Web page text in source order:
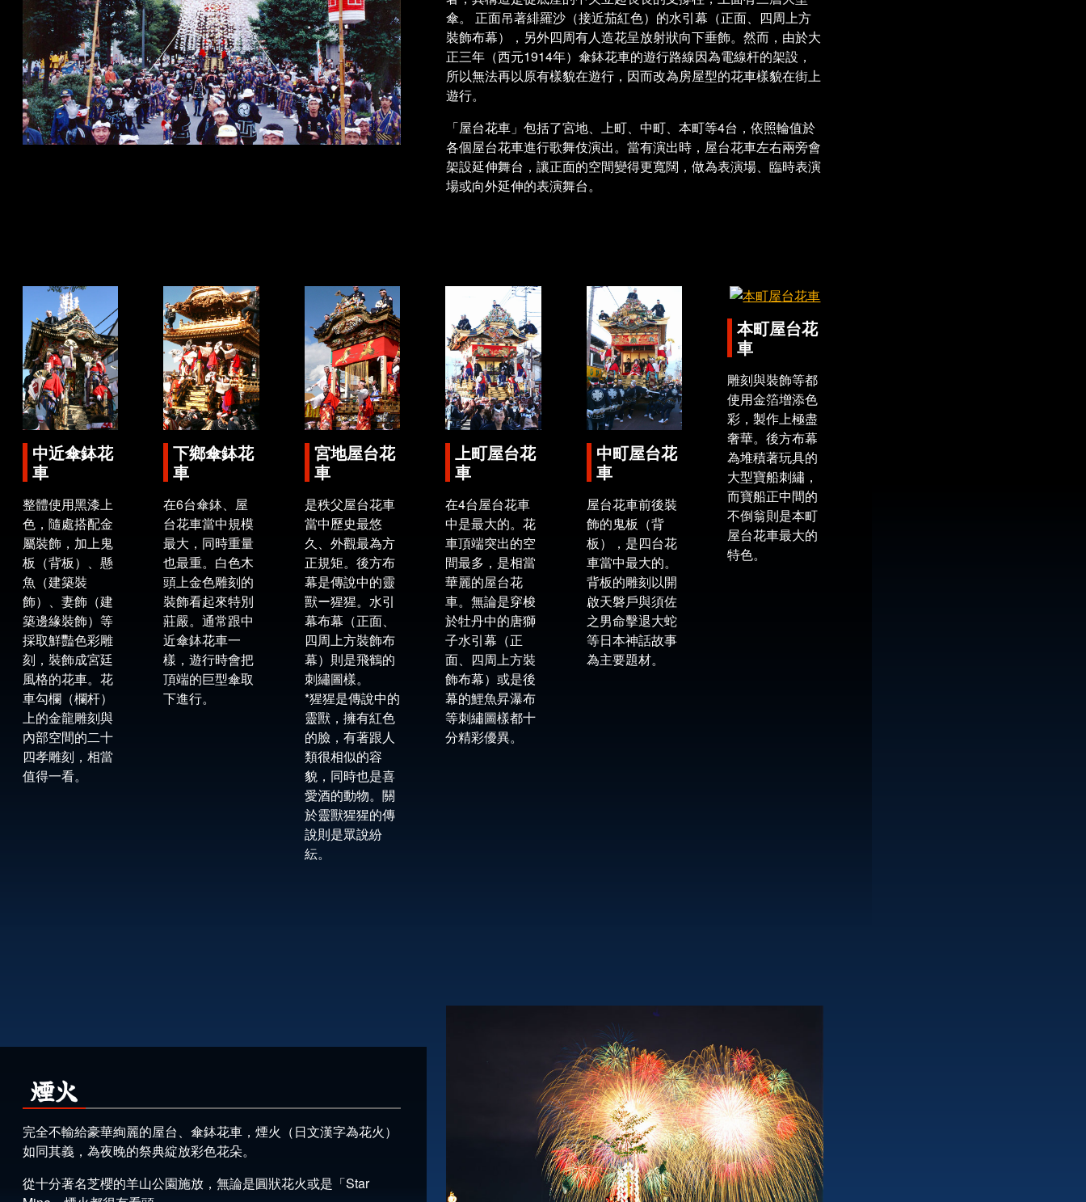
傘。 正面吊著緋羅沙（接近茄紅色）的水引幕（正面、四周上方
裝飾布幕），另外四周有人造花呈放射狀向下垂飾。然而，由於大
正三年（西元1914年）傘鉢花車的遊行路線因為電線杆的架設，
所以無法再以原有樣貌在遊行，因而改為房屋型的花車樣貌在街上
遊行。
「屋台花車」包括了宮地、上町、中町、本町等4台，依照輪值於
各個屋台花車進行歌舞伎演出。當有演出時，屋台花車左右兩旁會
架設延伸舞台，讓正面的空間變得更寬闊，做為表演場、臨時表演
場或向外延伸的表演舞台。
中近傘鉢花
車
整體使用黑漆上
色，隨處搭配金
屬裝飾，加上鬼
板（背板）、懸
魚（建築裝
飾）、妻飾（建
築邊緣裝飾）等
採取鮮豔色彩雕
刻，裝飾成宮廷
風格的花車。花
車勾欄（欄杆）
上的金龍雕刻與
內部空間的二十
四孝雕刻，相當
值得一看。
下鄉傘鉢花
車
在6台傘鉢、屋
台花車當中規模
最大，同時重量
也最重。白色木
頭上金色雕刻的
裝飾看起來特別
莊嚴。通常跟中
近傘鉢花車一
樣，遊行時會把
頂端的巨型傘取
下進行。
宮地屋台花
車
是秩父屋台花車
當中歷史最悠
久、外觀最為方
正規矩。後方布
幕是傳說中的靈
獸ー猩猩。水引
幕布幕（正面、
四周上方裝飾布
幕）則是飛鶴的
刺繡圖樣。
*猩猩是傳說中的
靈獸，擁有紅色
的臉，有著跟人
類很相似的容
貌，同時也是喜
愛酒的動物。關
於靈獸猩猩的傳
說則是眾說紛
紜。
上町屋台花
車
在4台屋台花車
中是最大的。花
車頂端突出的空
間最多，是相當
華麗的屋台花
車。無論是穿梭
於牡丹中的唐獅
子水引幕（正
面、四周上方裝
飾布幕）或是後
幕的鯉魚昇瀑布
等刺繡圖樣都十
分精彩優異。
中町屋台花
車
屋台花車前後裝
飾的鬼板（背
板），是四台花
車當中最大的。
背板的雕刻以開
啟天磐戶與須佐
之男命擊退大蛇
等日本神話故事
為主要題材。
本町屋台花
車
雕刻與裝飾等都
使用金箔增添色
彩，製作上極盡
奢華。後方布幕
為堆積著玩具的
大型寶船刺繡，
而寶船正中間的
不倒翁則是本町
屋台花車最大的
特色。
煙火
完全不輸給豪華絢麗的屋台、傘鉢花車，煙火（日文漢字為花火）
如同其義，為夜晚的祭典綻放彩色花朵。
從十分著名芝櫻的羊山公園施放，無論是圓狀花火或是「Star